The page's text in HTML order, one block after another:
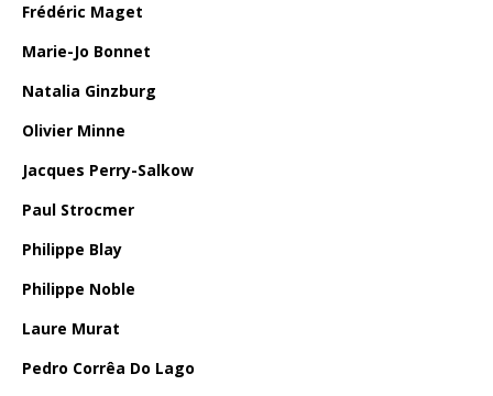
Frédéric Maget
Marie-Jo Bonnet
Natalia Ginzburg
Olivier Minne
Jacques Perry-Salkow
Paul Strocmer
Philippe Blay
Philippe Noble
Laure Murat
Pedro Corrêa Do Lago